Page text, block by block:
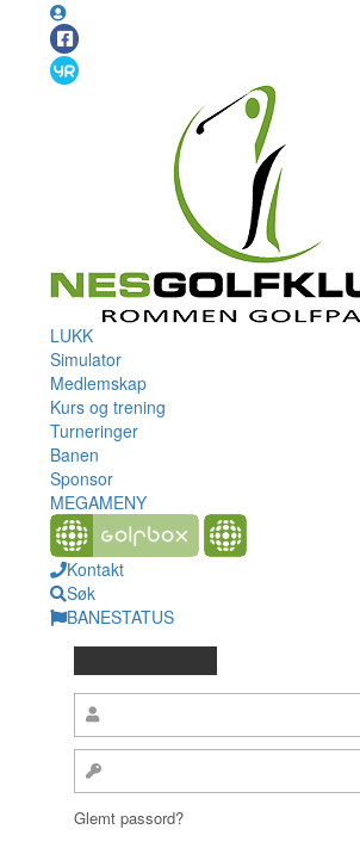
LUKK
Simulator
Medlemskap
Kurs og trening
Turneringer
Banen
Sponsor
MEGAMENY
Kontakt
Søk
BANESTATUS
Glemt passord?